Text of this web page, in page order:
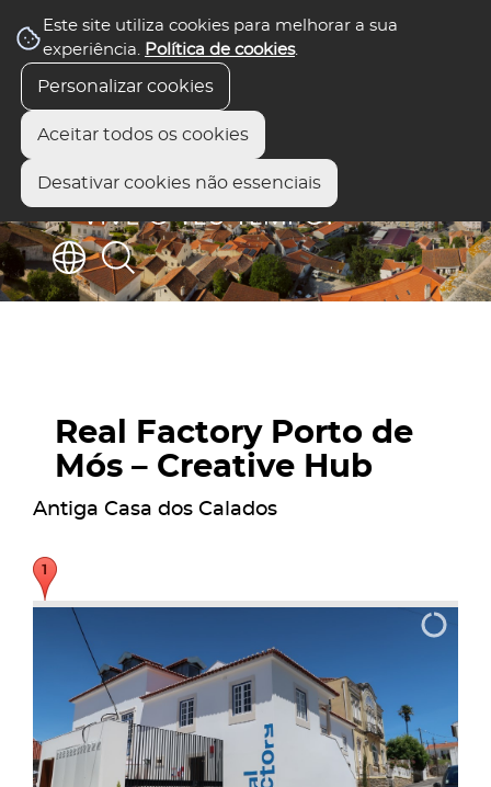
Este site utiliza cookies para melhorar a sua
experiência. Política de cookies.
Personalizar cookies
Aceitar todos os cookies
Desativar cookies não essenciais
Real Factory Porto de
Mós – Creative Hub
Antiga Casa dos Calados